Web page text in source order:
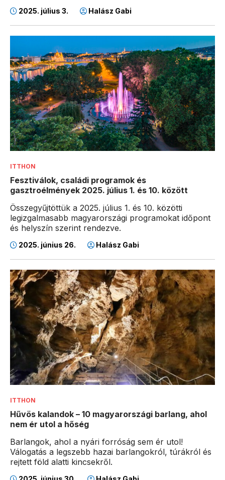
2025. július 3. Halász Gabi
ITTHON
Fesztiválok, családi programok és
gasztroélmények 2025. július 1. és 10. között
Összegyűjtöttük a 2025. július 1. és 10. közötti
legizgalmasabb magyarországi programokat időpont
és helyszín szerint rendezve.
2025. június 26. Halász Gabi
ITTHON
Hűvös kalandok – 10 magyarországi barlang, ahol
nem ér utol a hőség
Barlangok, ahol a nyári forróság sem ér utol!
Válogatás a legszebb hazai barlangokról, túrákról és
rejtett föld alatti kincsekről.